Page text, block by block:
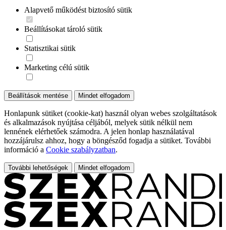
Alapvető működést biztosító sütik
Beállításokat tároló sütik
Statisztikai sütik
Marketing célú sütik
Beállítások mentése Mindet elfogadom
Honlapunk sütiket (cookie-kat) használ olyan webes szolgáltatások
és alkalmazások nyújtása céljából, melyek sütik nélkül nem
lennének elérhetőek számodra. A jelen honlap használatával
hozzájárulsz ahhoz, hogy a böngésződ fogadja a sütiket. További
információ a Cookie szabályzatban.
További lehetőségek Mindet elfogadom